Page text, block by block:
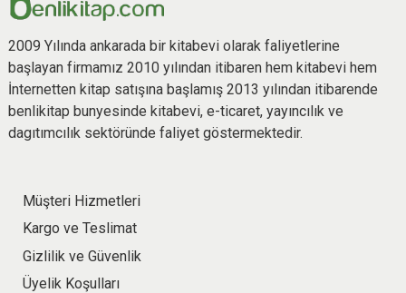
2009 Yılında ankarada bir kitabevi olarak faliyetlerine
başlayan firmamız 2010 yılından itibaren hem kitabevi hem
İnternetten kitap satışına başlamış 2013 yılından itibarende
benlikitap bunyesinde kitabevi, e-ticaret, yayıncılık ve
dagıtımcılık sektöründe faliyet göstermektedir.
Müşteri Hizmetleri
Kargo ve Teslimat
Gizlilik ve Güvenlik
Üyelik Koşulları